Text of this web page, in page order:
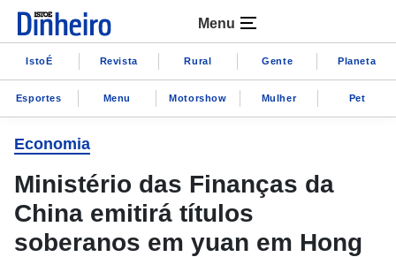
Menu
IstoÉ Revista Rural Gente Planeta
Esportes Menu Motorshow Mulher Pet
Economia
Ministério das Finanças da
China emitirá títulos
soberanos em yuan em Hong